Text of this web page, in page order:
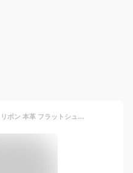
レディース パンプス ぺたんこ リボン 本革 フラットシューズ バレエシューズ 柔らかい 歩きやすい カジュアル レディース フラットシューズ 本革 ローファー タッセル フラット フラットシューズ バレエシューズ かわいい 通学 通勤 (ホワイト,23.5)